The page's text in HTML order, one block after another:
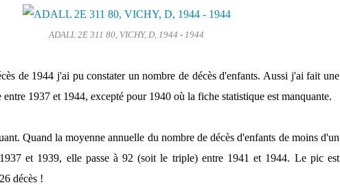
ADALL 2E 311 80, VICHY, D, 1944 - 1944
de 1944 j'ai pu constater un nombre de décès d'enfants. Aussi j'ai fait une
entre 1937 et 1944, excepté pour 1940 où la fiche statistique est manquante.
Quand la moyenne annuelle du nombre de décès d'enfants de moins d'un
et 1939, elle passe à 92 (soit le triple) entre 1941 et 1944. Le pic est
décès !